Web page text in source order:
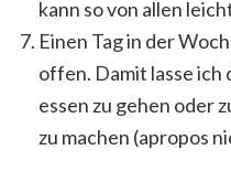
kann so von allen
Einen Tag in der
offen. Damit lasse ich
essen zu gehen oder
zu machen (apropos